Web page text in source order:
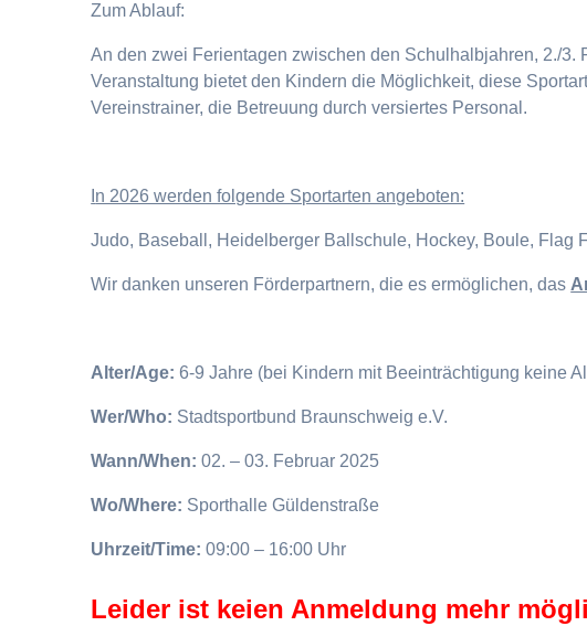
Zum Ablauf:
An den zwei Ferientagen zwischen den Schulhalbjahren, 2./
Veranstaltung bietet den Kindern die Möglichkeit, diese
Vereinstrainer, die Betreuung durch versiertes Personal.
n 2026 werden folgende Sportarten angeboten:
Judo, Baseball, Heidelberger Ballschule, Hockey, Boule, Flag
Wir danken unseren Förderpartnern, die es ermöglichen, das
Alter/Age:6-9 Jahre (bei Kindern mit Beeinträchtigung keine
Wer/Who: Stadtsportbund Braunschweig e.V.
Wann/When:02. – 03. Februar 2025
Wo/Where: Sporthalle Güldenstraße
Uhrzeit/Time:09:00 – 16:00 Uhr
Leider ist keien Anmeldung mehr